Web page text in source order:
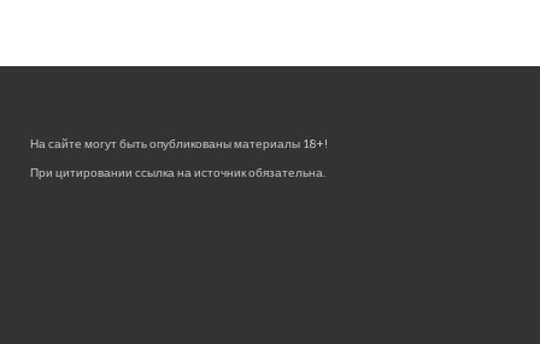
На сайте могут быть опубликованы материалы 18+!
При цитировании ссылка на источник обязательна.